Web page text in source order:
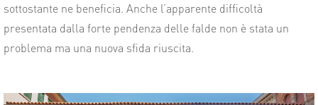
sottostante ne beneficia. Anche l’apparente difficoltà
presentata dalla forte pendenza delle falde non è stata un
problema ma una nuova sfida riuscita.